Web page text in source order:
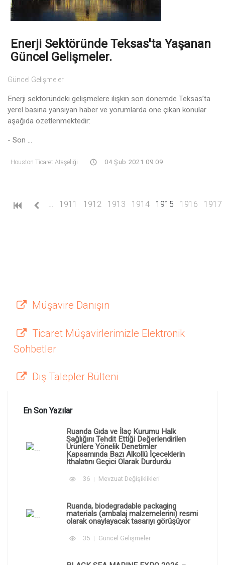
Enerji Sektöründe Teksas'ta Yaşanan
Güncel Gelişmeler.
Güncel Gelişmeler
Enerji sektöründeki gelişmelere ilişkin son dönemde Teksas’ta
yerel basına yansıyan haber ve yorumlarda öne çıkan konular
aşağıda özetlenmektedir:
- Son ...
Houston Ticaret Ataşeliği 04 Şub 2021 09:09
1911 1912 1913 1914 1915 (current)
1916 1917
Müşavire Danışın
Ticaret Müşavirlerimizle Elektronik
Sohbetler
Dış Talepler Bülteni
En Son Yazılar
Ruanda Gıda ve İlaç Kurumu Halk
Sağlığını Tehdit Ettiği Değerlendirilen
Ürünlere Yönelik Denetimler
Kapsamında Bazı Alkollü İçeceklerin
İthalatını Geçici Olarak Durdurdu
36 Mevzuat Değişiklikleri
Ruanda, biodegradable packaging
materials (ambalaj malzemelerini) resmi
olarak onaylayacak tasarıyı görüşüyor
35 Güncel Gelişmeler